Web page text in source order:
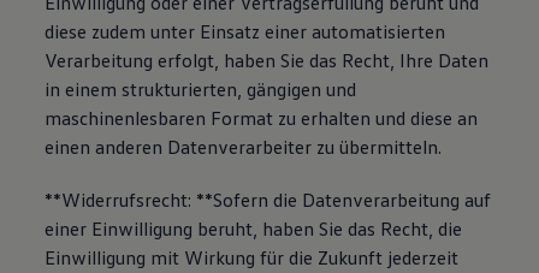
diese zudem unter Einsatz einer automatisierten
Verarbeitung erfolgt, haben Sie das Recht, Ihre Daten
in einem strukturierten, gängigen und
maschinenlesbaren Format zu erhalten und diese an
einen anderen Datenverarbeiter zu übermitteln.
**Widerrufsrecht: **Sofern die Datenverarbeitung auf
einer Einwilligung beruht, haben Sie das Recht, die
Einwilligung mit Wirkung für die Zukunft jederzeit